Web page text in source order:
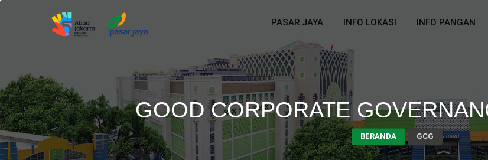
PASAR JAYA INFO LOKASI INFO PANGAN
GOOD CORPORATE
BERANDA GCG